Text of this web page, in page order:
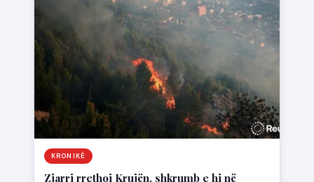
KRONIKË
Zjarri rrethoi Krujën, shkrumb e hi në